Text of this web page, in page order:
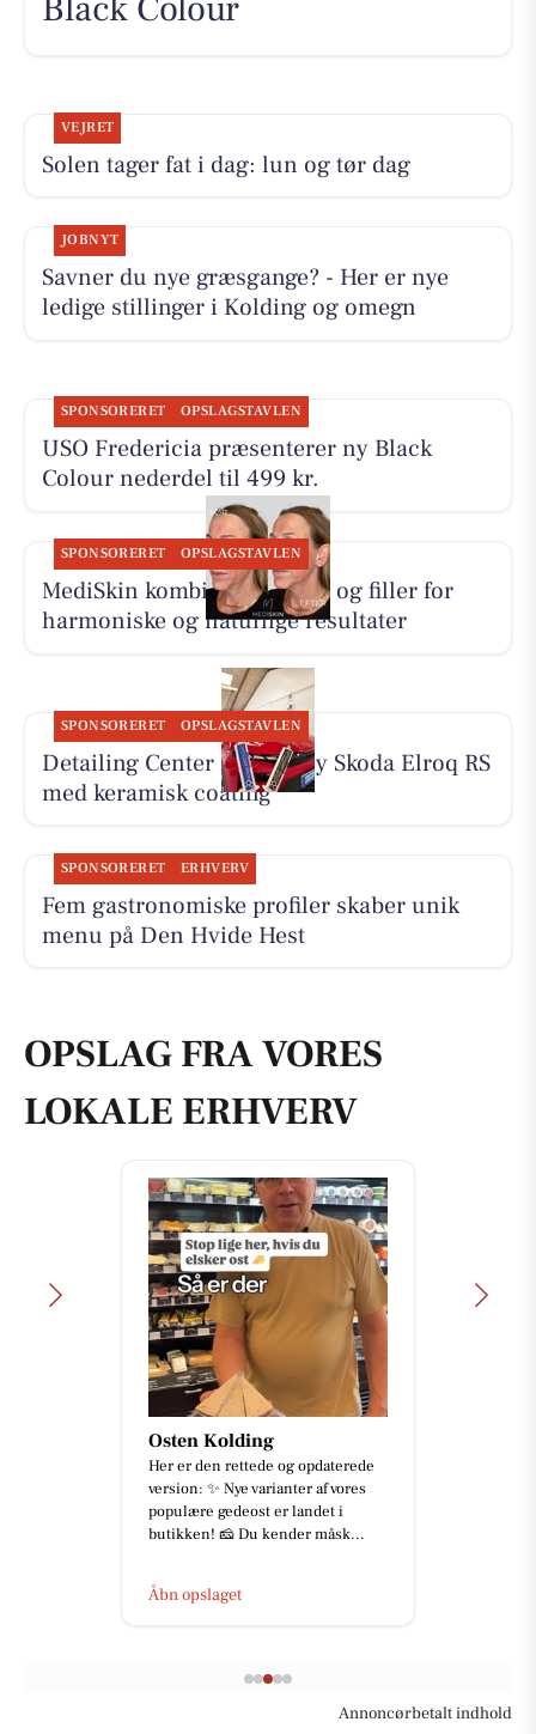
VEJRET
Solen tager fat i dag: lun og tør dag
JOBNYT
Savner du nye græsgange? - Her er nye
ledige stillinger i Kolding og omegn
SPONSORERET OPSLAGSTAVLEN
USO Fredericia præsenterer ny Black
Colour nederdel til 499 kr.
SPONSORERET OPSLAGSTAVLEN
MediSkin kombinerer botox og filler for
harmoniske og naturlige resultater
SPONSORERET OPSLAGSTAVLEN
Detailing Center klargør ny Skoda Elroq RS
med keramisk coating
SPONSORERET ERHVERV
Fem gastronomiske profiler skaber unik
menu på Den Hvide Hest
OPSLAG FRA VORES
LOKALE ERHVERV
Osten Kolding
Her er den rettede og opdaterede
version: ✨ Nye varianter af vores
populære gedeost er landet i
butikken! 🧀 Du kender måsk...
Åbn opslaget
Annoncørbetalt indhold